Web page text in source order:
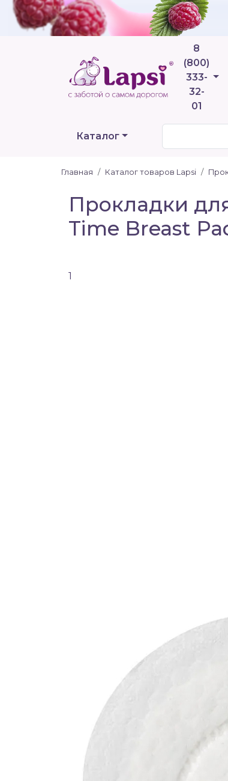
8
(800)
333-
32-
01
Каталог
Главная Каталог товаров Lapsi
Прокладки
Time Breast
1